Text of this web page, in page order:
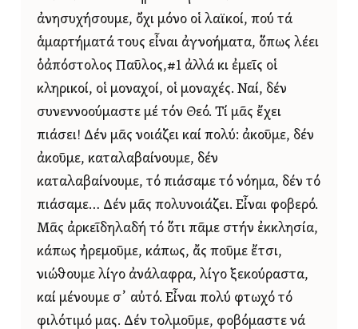
ἀνησυχήσουμε, ὄχι μόνο οἱ λαϊκοί, πού τά
ἁμαρτήματά τους εἶναι ἀγνοήματα, ὅπως λέει
ὁἀπόστολος Παῦλος,#1 ἀλλά κι ἐμεῖς οἱ
κληρικοί, οἱ μοναχοί, οἱ μοναχές. Ναί, δέν
συνεννοούμαστε μέ τόν Θεό. Τί μᾶς ἔχει
πιάσει! Δέν μᾶς νοιάζει καί πολύ: ἀκοῦμε, δέν
ἀκοῦμε, καταλαβαίνουμε, δέν
καταλαβαίνουμε, τό πιάσαμε τό νόημα, δέν τό
πιάσαμε… Δέν μᾶς πολυνοιάζει. Εἶναι φοβερό.
Μᾶς ἀρκεῖδηλαδή τό ὅτι πᾶμε στήν ἐκκλησία,
κάπως ἠρεμοῦμε, κάπως, ἄς ποῦμε ἔτσι,
νιώθουμε λίγο ἀνάλαφρα, λίγο ξεκούραστα,
καί μένουμε σ᾿ αὐτό. Εἶναι πολύ φτωχό τό
φιλότιμό μας. Δέν τολμοῦμε, φοβόμαστε νά